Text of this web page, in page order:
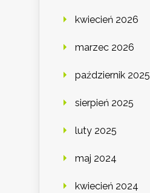
kwiecień 2026
marzec 2026
październik 2025
sierpień 2025
luty 2025
maj 2024
kwiecień 2024